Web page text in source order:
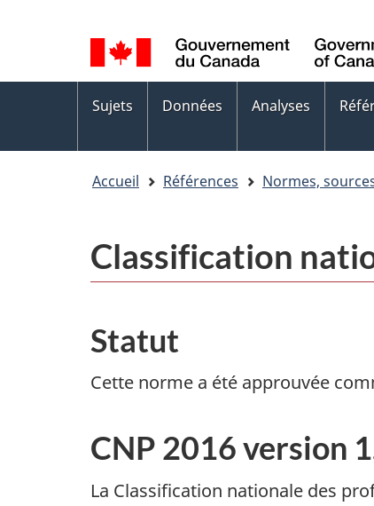
de
la
langue
Language
switcher
Menus
des
sujets
Sujets Données Analyses
Accueil Références Normes,
Classification
Statut
Cette norme a été approuvée
CNP 2016 version
La Classification nationale des